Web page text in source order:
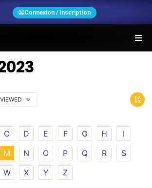
Connexion / Inscription
C D E F G H
I
M N O P Q R
S
W X Y Z